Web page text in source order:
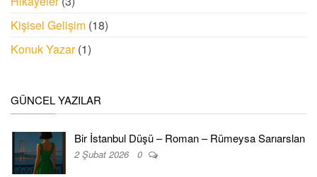
Kişisel Gelişim (18)
Konuk Yazar(1)
GÜNCEL YAZILAR
Bir İstanbul Düşü – Roman – Rümeysa Sarıarslan
2 Şubat 2026 0